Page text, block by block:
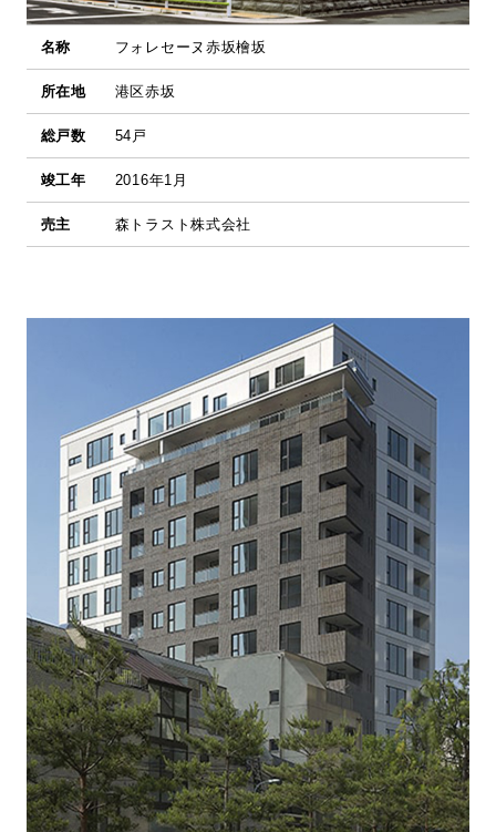
名称 フォレセーヌ赤坂檜坂
所在地 港区赤坂
総戸数 54戸
竣工年 2016年1月
売主 森トラスト株式会社